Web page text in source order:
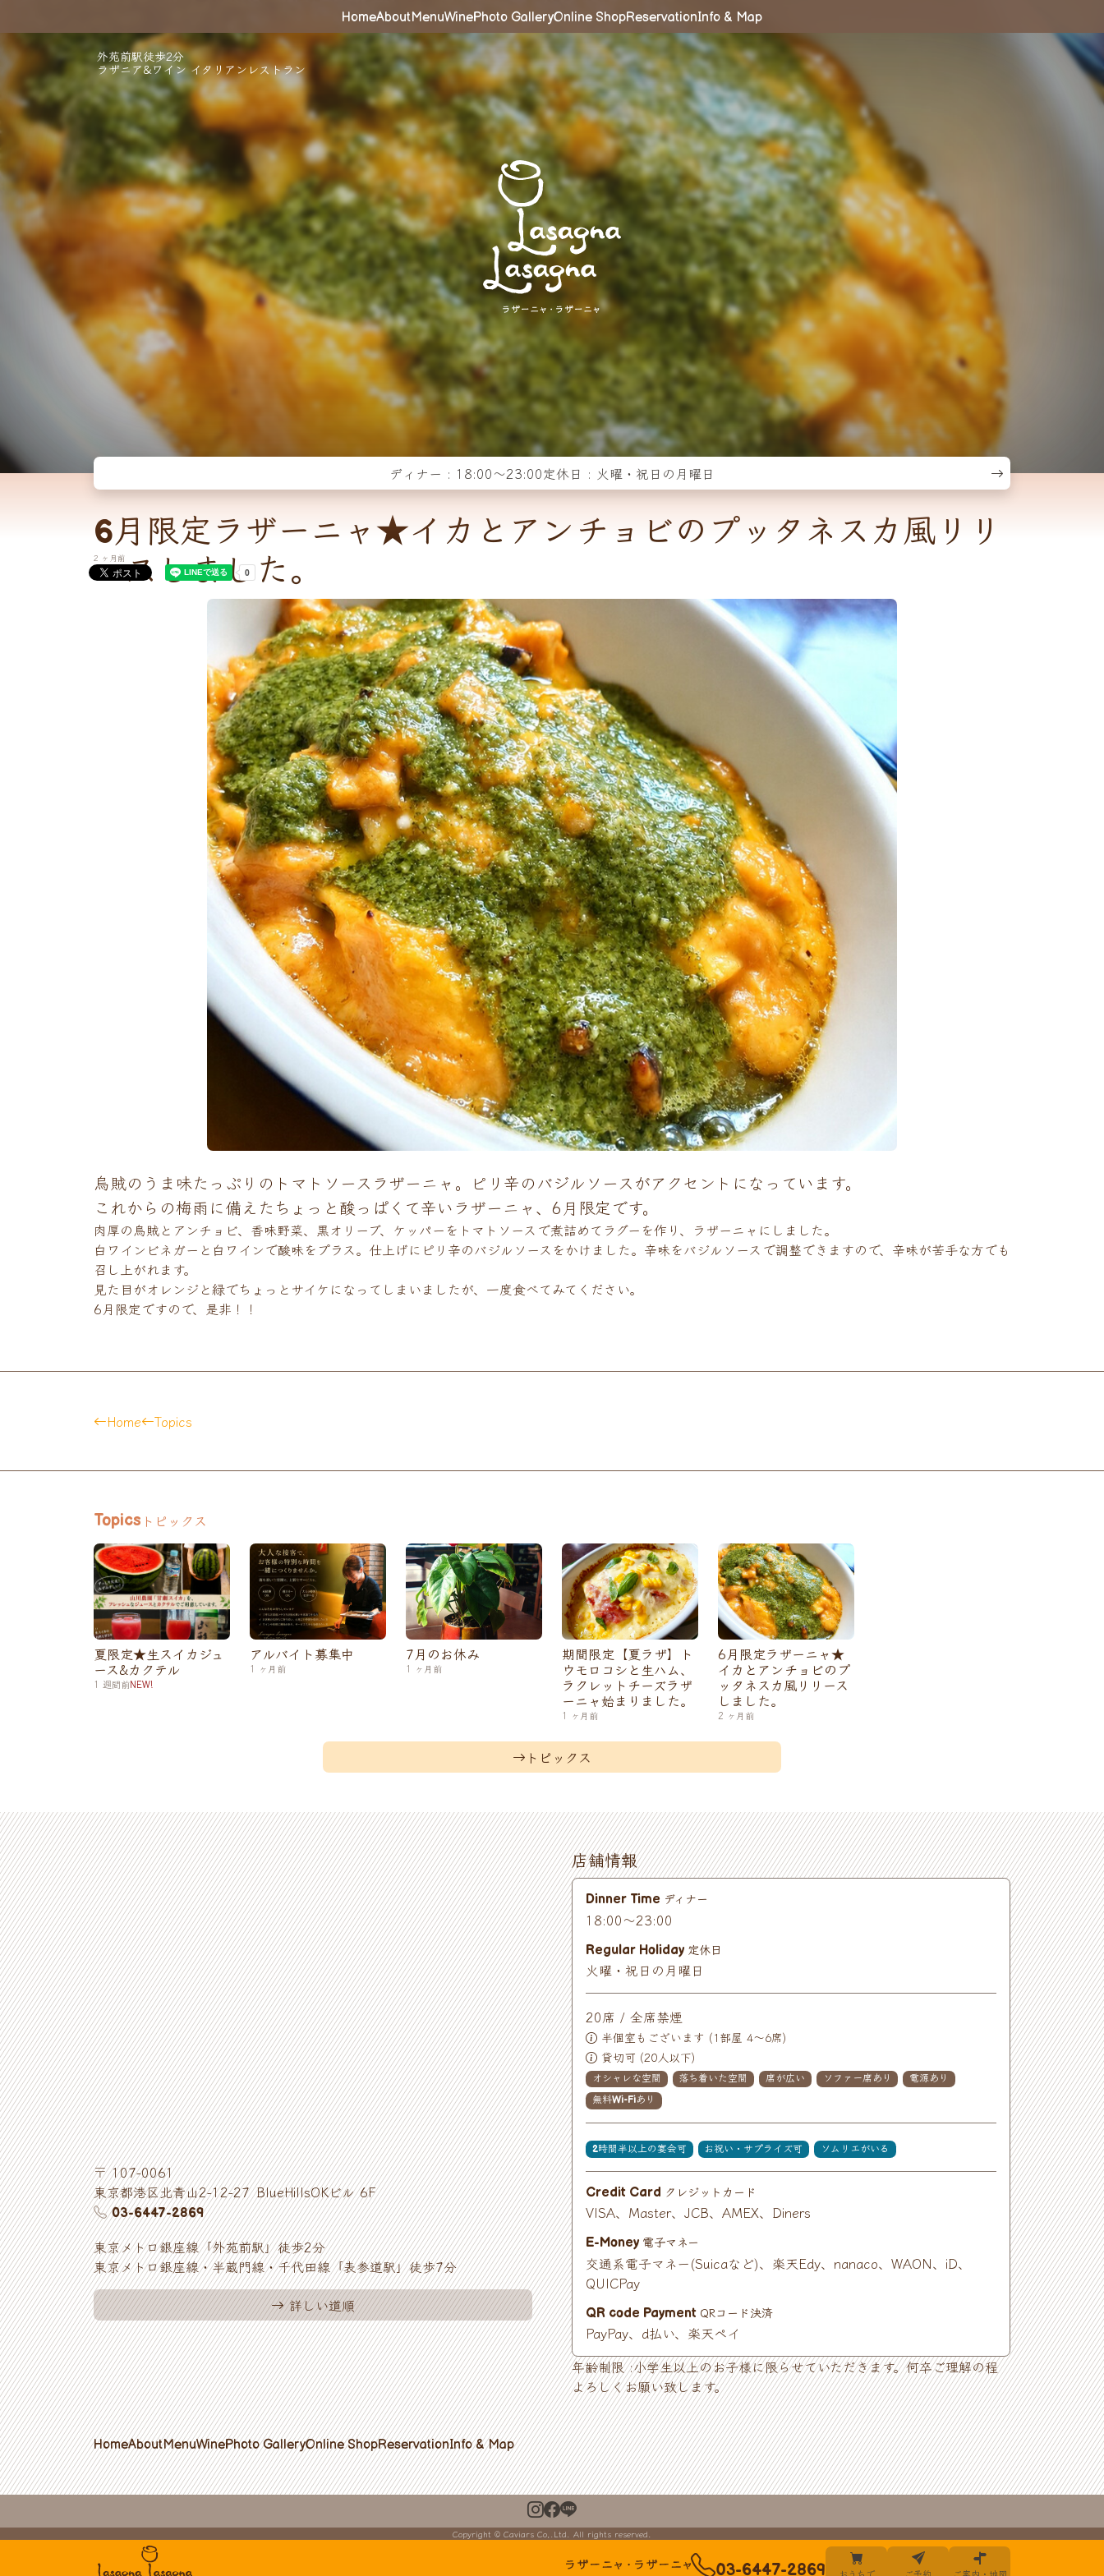
HomeAboutMenuWinePhoto GalleryOnline ShopReservationInfo & Map
外苑前駅徒歩2分
ラザニア&ワイン イタリアンレストラン
ディナー : 18:00～23:00定休日 : 火曜・祝日の月曜日
6月限定ラザーニャ★イカとアンチョビのプッタネスカ風リリ
ースしました。
2 ヶ月前
烏賊のうま味たっぷりのトマトソースラザーニャ。ピリ辛のバジルソースがアクセントになっています。
これからの梅雨に備えたちょっと酸っぱくて辛いラザーニャ、6月限定です。
肉厚の烏賊とアンチョビ、香味野菜、黒オリーブ、ケッパーをトマトソースで煮詰めてラグーを作り、ラザーニャにしました。
白ワインビネガーと白ワインで酸味をプラス。仕上げにピリ辛のバジルソースをかけました。辛味をバジルソースで調整できますので、辛味が苦手な方でも
召し上がれます。
見た目がオレンジと緑でちょっとサイケになってしまいましたが、一度食べてみてください。
6月限定ですので、是非！！
Home Topics
Topics トピックス
夏限定★生スイカジュ
ース&カクテル
1 週間前NEW!
アルバイト募集中
1 ヶ月前
7月のお休み
1 ヶ月前
期間限定【夏ラザ】ト
ウモロコシと生ハム、
ラクレットチーズラザ
ーニャ始まりました。
1 ヶ月前
6月限定ラザーニャ★
イカとアンチョビのプ
ッタネスカ風リリース
しました。
2 ヶ月前
トピックス
〒107-0061
東京都港区北青山2-12-27 BlueHillsOKビル 6F
03-6447-2869
東京メトロ銀座線「外苑前駅」徒歩2分
東京メトロ銀座線・半蔵門線・千代田線「表参道駅」徒歩7分
詳しい道順
店舗情報
Dinner Time ディナー
18:00～23:00
Regular Holiday 定休日
火曜・祝日の月曜日
20席 / 全席禁煙
半個室もございます (1部屋 4〜6席)
貸切可 (20人以下)
オシャレな空間 落ち着いた空間 席が広い ソファー席あり
電源あり
無料Wi-Fiあり
2時間半以上の宴会可 お祝い・サプライズ可 ソムリエがいる
Credit Card クレジットカード
VISA、Master、JCB、AMEX、Diners
E-Money 電子マネー
交通系電子マネー(Suicaなど)、楽天Edy、nanaco、WAON、iD、
QUICPay
QR code Payment QRコード決済
PayPay、d払い、楽天ペイ
年齢制限 :小学生以上のお子様に限らせていただきます。何卒ご理解の程
よろしくお願い致します。
HomeAboutMenuWinePhoto GalleryOnline ShopReservationInfo & Map
03-6447-2869 おうちで ご予約 ご案内・地図
Copyright © Caviars Co,.Ltd. All rights reserved.